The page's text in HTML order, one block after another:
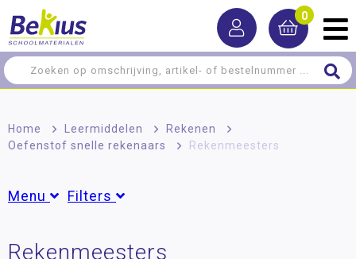
0
Home > Leermiddelen > Rekenen
>
Oefenstof snelle rekenaars
> Rekenmeesters
Menu Filters
Groepen
Rekenmeesters